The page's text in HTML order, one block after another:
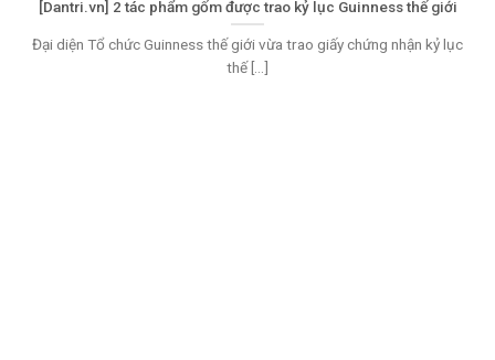
[Dantri.vn] 2 tác phẩm gốm được trao kỷ lục Guinness thế giới
Đại diện Tổ chức Guinness thế giới vừa trao giấy chứng nhận kỷ lục
thế [...]